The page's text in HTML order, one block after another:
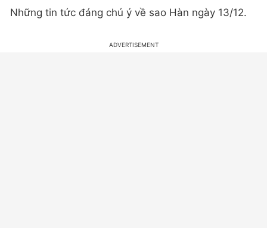
Những tin tức đáng chú ý về sao Hàn ngày 13/12.